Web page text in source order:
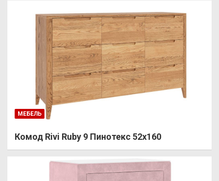
МЕБЕЛЬ
Комод Rivi Ruby 9 Пинотекс 52х160